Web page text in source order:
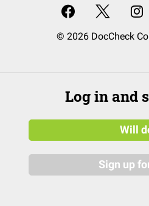
© 2026 DocCheck
Log in and
Will
Sign up